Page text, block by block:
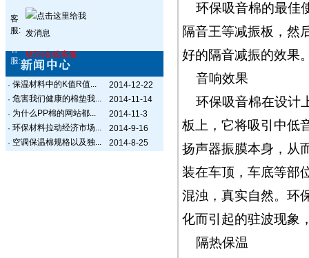
客
服:
客
服:
MSN在线客服
· 保温材料中的K值R值...
2014-12-22
· 危害我们健康的棉垫我...
2014-11-14
· 为什么PP棉的网站都...
2014-11-3
· 环保材料拉动经济市场...
2014-9-16
· 空调保温棉规格以及独... 2014-8-25
环保吸音棉的最佳
隔音王等减振板，然
好的隔音减振的效果
音响效果
环保吸音棉在设计
板上，它将吸引中低
扬声器振膜本身，从
装在车顶，车底等部
混浊，真实自然。环
化而引起的驻波现象
隔热保温